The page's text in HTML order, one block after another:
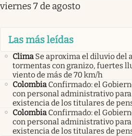
viernes 7 de agosto
Las más leídas
Clima Se aproxima el diluvio del
tormentas con granizo, fuertes
viento de más de 70 km/h
Colombia Confirmado: el
con personal administrativo
existencia de los titulares de
Colombia Confirmado: el
con personal administrativo
existencia de los titulares de